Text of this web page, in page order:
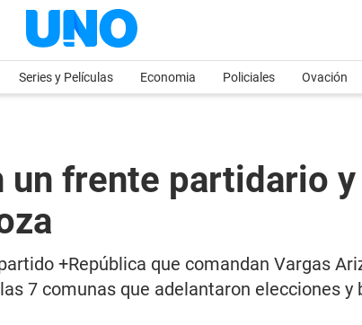
Series y Películas Economia Policiales Ovación
frente partidario
+República que comandan Vargas
7 comunas que adelantaron elecciones y